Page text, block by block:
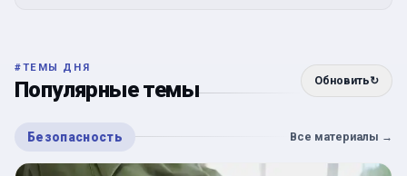
#ТЕМЫ ДНЯ
Популярные темы Обновить↻
Безопасность Все материалы →